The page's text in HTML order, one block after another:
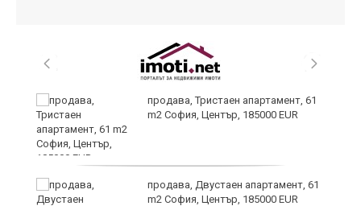
продава, Тристаен апартамент, 61
m2 София, Център, 185000 EUR
продава, Двустаен апартамент, 61
m2 София, Център, 185000 EUR